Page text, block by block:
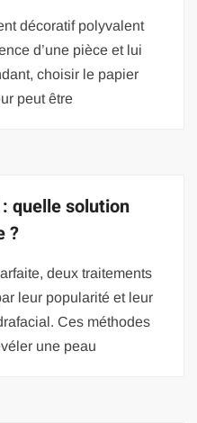
décoratif polyvalent
d’une pièce et lui
choisir le papier
peut être
quelle solution
?
deux traitements
leur popularité et leur
Ces méthodes
une peau